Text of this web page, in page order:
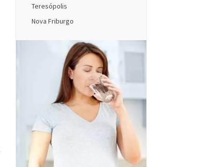
Teresópolis
Nova Friburgo